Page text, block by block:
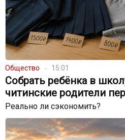
Общество 15:01
Собрать ребёнка в
читинские родители
Реально ли сэкономить?